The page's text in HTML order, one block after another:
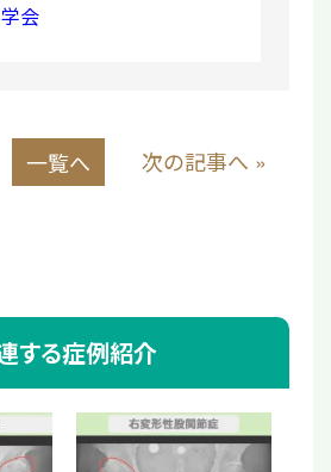
会
一覧へ 次の記事へ »
する症例紹介